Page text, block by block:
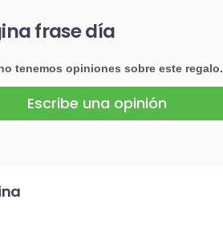
frase día
tenemos opiniones sobre este regalo.
Escribe una opinión